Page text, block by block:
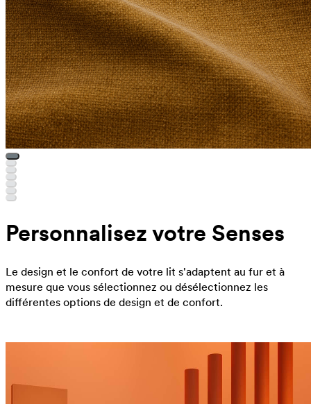
Personnalisez votre Senses
Le design et le confort de votre lit s'adaptent au fur et à
mesure que vous sélectionnez ou désélectionnez les
différentes options de design et de confort.